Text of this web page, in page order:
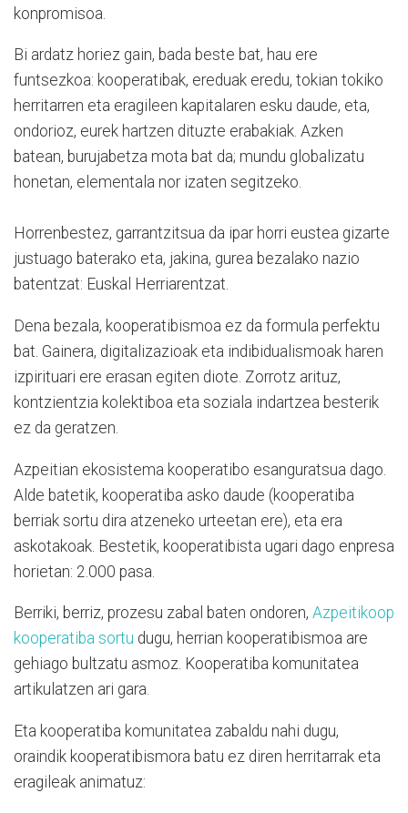
konpromisoa.
Bi ardatz horiez gain, bada beste bat, hau ere
funtsezkoa: kooperatibak, ereduak eredu, tokian tokiko
herritarren eta eragileen kapitalaren esku daude, eta,
ondorioz, eurek hartzen dituzte erabakiak. Azken
batean, burujabetza mota bat da; mundu globalizatu
honetan, elementala nor izaten segitzeko.
Horrenbestez, garrantzitsua da ipar horri eustea gizarte
justuago baterako eta, jakina, gurea bezalako nazio
batentzat: Euskal Herriarentzat.
Dena bezala, kooperatibismoa ez da formula perfektu
bat. Gainera, digitalizazioak eta indibidualismoak haren
izpirituari ere erasan egiten diote. Zorrotz arituz,
kontzientzia kolektiboa eta soziala indartzea besterik
ez da geratzen.
Azpeitian ekosistema kooperatibo esanguratsua dago.
Alde batetik, kooperatiba asko daude (kooperatiba
berriak sortu dira atzeneko urteetan ere), eta era
askotakoak. Bestetik, kooperatibista ugari dago enpresa
horietan: 2.000 pasa.
Berriki, berriz, prozesu zabal baten ondoren, Azpeitikoop
kooperatiba sortu dugu, herrian kooperatibismoa are
gehiago bultzatu asmoz. Kooperatiba komunitatea
artikulatzen ari gara.
Eta kooperatiba komunitatea zabaldu nahi dugu,
oraindik kooperatibismora batu ez diren herritarrak eta
eragileak animatuz: